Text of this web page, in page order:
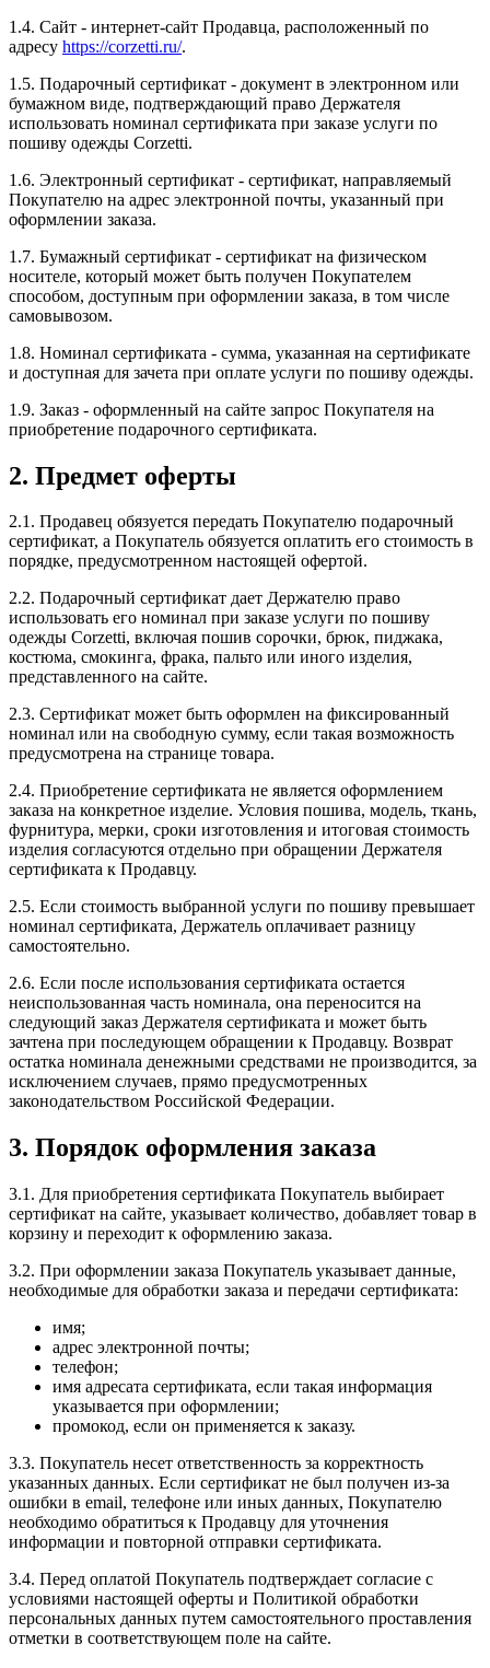
1.4. Сайт - интернет-сайт Продавца, расположенный по
адресу https://corzetti.ru/.
1.5. Подарочный сертификат - документ в электронном или
бумажном виде, подтверждающий право Держателя
использовать номинал сертификата при заказе услуги по
пошиву одежды Corzetti.
1.6. Электронный сертификат - сертификат, направляемый
Покупателю на адрес электронной почты, указанный при
оформлении заказа.
1.7. Бумажный сертификат - сертификат на физическом
носителе, который может быть получен Покупателем
способом, доступным при оформлении заказа, в том числе
самовывозом.
1.8. Номинал сертификата - сумма, указанная на сертификате
и доступная для зачета при оплате услуги по пошиву одежды.
1.9. Заказ - оформленный на сайте запрос Покупателя на
приобретение подарочного сертификата.
2. Предмет оферты
2.1. Продавец обязуется передать Покупателю подарочный
сертификат, а Покупатель обязуется оплатить его стоимость в
порядке, предусмотренном настоящей офертой.
2.2. Подарочный сертификат дает Держателю право
использовать его номинал при заказе услуги по пошиву
одежды Corzetti, включая пошив сорочки, брюк, пиджака,
костюма, смокинга, фрака, пальто или иного изделия,
представленного на сайте.
2.3. Сертификат может быть оформлен на фиксированный
номинал или на свободную сумму, если такая возможность
предусмотрена на странице товара.
2.4. Приобретение сертификата не является оформлением
заказа на конкретное изделие. Условия пошива, модель, ткань,
фурнитура, мерки, сроки изготовления и итоговая стоимость
изделия согласуются отдельно при обращении Держателя
сертификата к Продавцу.
2.5. Если стоимость выбранной услуги по пошиву превышает
номинал сертификата, Держатель оплачивает разницу
самостоятельно.
2.6. Если после использования сертификата остается
неиспользованная часть номинала, она переносится на
следующий заказ Держателя сертификата и может быть
зачтена при последующем обращении к Продавцу. Возврат
остатка номинала денежными средствами не производится, за
исключением случаев, прямо предусмотренных
законодательством Российской Федерации.
3. Порядок оформления заказа
3.1. Для приобретения сертификата Покупатель выбирает
сертификат на сайте, указывает количество, добавляет товар в
корзину и переходит к оформлению заказа.
3.2. При оформлении заказа Покупатель указывает данные,
необходимые для обработки заказа и передачи сертификата:
имя;
адрес электронной почты;
телефон;
имя адресата сертификата, если такая информация
указывается при оформлении;
промокод, если он применяется к заказу.
3.3. Покупатель несет ответственность за корректность
указанных данных. Если сертификат не был получен из-за
ошибки в email, телефоне или иных данных, Покупателю
необходимо обратиться к Продавцу для уточнения
информации и повторной отправки сертификата.
3.4. Перед оплатой Покупатель подтверждает согласие с
условиями настоящей оферты и Политикой обработки
персональных данных путем самостоятельного проставления
отметки в соответствующем поле на сайте.